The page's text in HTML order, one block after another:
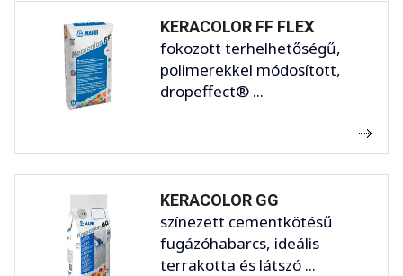
KERACOLOR FF FLEX
fokozott terhelhetőségű,
polimerekkel módosított,
dropeffect® ...
KERACOLOR GG
színezett cementkötésű
fugázóhabarcs, ideális
terrakotta és látszó ...